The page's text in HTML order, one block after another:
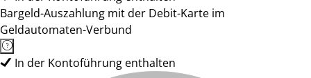
Bargeld-Auszahlung mit der Debit-Karte im
Geldautomaten-Verbund
In der Kontoführung enthalten